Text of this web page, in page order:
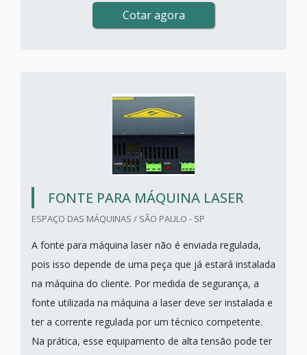
Cotar agora
FONTE PARA MÁQUINA LASER
ESPAÇO DAS MÁQUINAS / SÃO PAULO - SP
A fonte para máquina laser não é enviada regulada,
pois isso depende de uma peça que já estará instalada
na máquina do cliente. Por medida de segurança, a
fonte utilizada na máquina a laser deve ser instalada e
ter a corrente regulada por um técnico competente.
Na prática, esse equipamento de alta tensão pode ter